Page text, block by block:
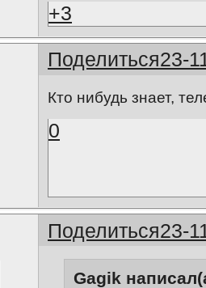
+3
Поделиться23-
Кто нибудь знает,
0
Поделиться23-
Gagik